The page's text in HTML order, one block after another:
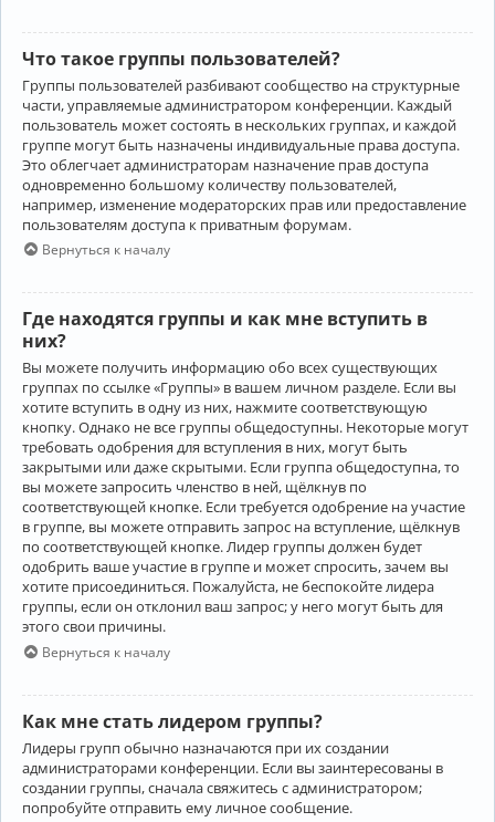
Что такое группы пользователей?
Группы пользователей разбивают сообщество на структурные
части, управляемые администратором конференции. Каждый
пользователь может состоять в нескольких группах, и каждой
группе могут быть назначены индивидуальные права доступа.
Это облегчает администраторам назначение прав доступа
одновременно большому количеству пользователей,
например, изменение модераторских прав или предоставление
пользователям доступа к приватным форумам.
Вернуться к началу
Где находятся группы и как мне вступить в
них?
Вы можете получить информацию обо всех существующих
группах по ссылке «Группы» в вашем личном разделе. Если вы
хотите вступить в одну из них, нажмите соответствующую
кнопку. Однако не все группы общедоступны. Некоторые могут
требовать одобрения для вступления в них, могут быть
закрытыми или даже скрытыми. Если группа общедоступна, то
вы можете запросить членство в ней, щёлкнув по
соответствующей кнопке. Если требуется одобрение на участие
в группе, вы можете отправить запрос на вступление, щёлкнув
по соответствующей кнопке. Лидер группы должен будет
одобрить ваше участие в группе и может спросить, зачем вы
хотите присоединиться. Пожалуйста, не беспокойте лидера
группы, если он отклонил ваш запрос; у него могут быть для
этого свои причины.
Вернуться к началу
Как мне стать лидером группы?
Лидеры групп обычно назначаются при их создании
администраторами конференции. Если вы заинтересованы в
создании группы, сначала свяжитесь с администратором;
попробуйте отправить ему личное сообщение.